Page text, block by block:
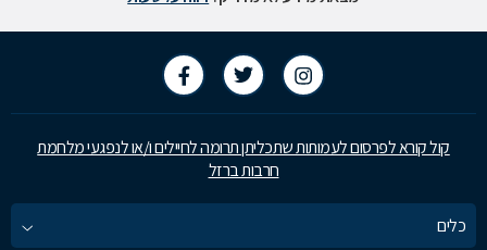
קול קורא לפרסום לעמותות שתכליתן תרומה לחיילים ו/או לנפגעי מלחמת
חרבות ברזל
כלים